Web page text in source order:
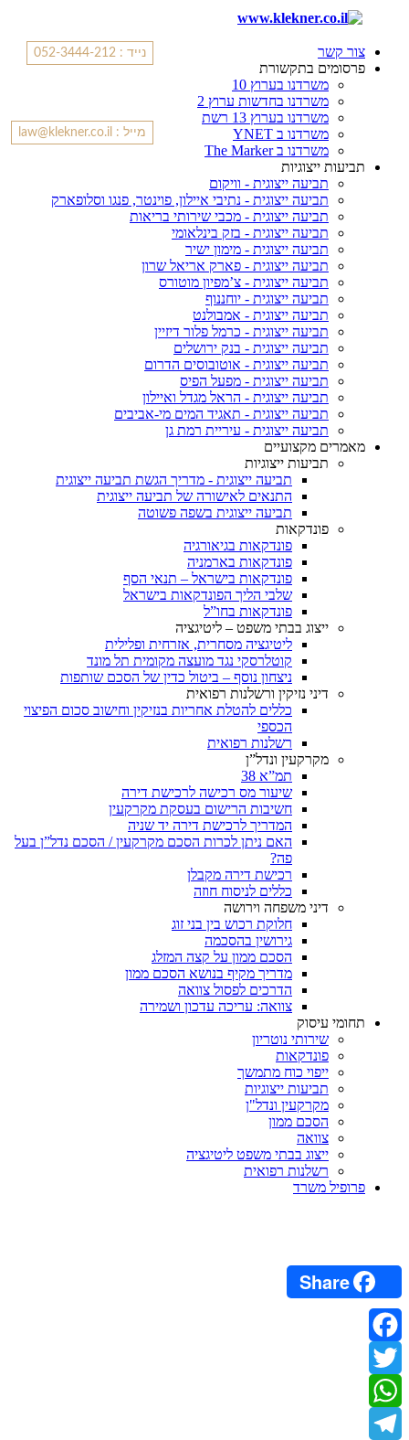
נייד : 052-3444-212
מייל : law@klekner.co.il
צור קשר
פרסומים בתקשורת
משרדנו בערוץ 10
משרדנו בחדשות ערוץ 2
משרדנו בערוץ 13 רשת
משרדנו ב YNET
משרדנו ב The Marker
תביעות ייצוגיות
תביעה ייצוגית - וויקום
תביעה ייצוגית - נתיבי איילון, פוינטר, פנגו וסלופארק
תביעה ייצוגית - מכבי שירותי בריאות
תביעה ייצוגית - בזק בינלאומי
תביעה ייצוגית - מימון ישיר
תביעה ייצוגית - פארק אריאל שרון
תביעה ייצוגית - צ’מפיון מוטורס
תביעה ייצוגית - יוחננוף
תביעה ייצוגית - אמבולנט
תביעה ייצוגית - כרמל פלור דיזיין
תביעה ייצוגית - בנק ירושלים
תביעה ייצוגית - אוטובוסים הדרום
תביעה ייצוגית - מפעל הפיס
תביעה ייצוגית - הראל מגדל ואיילון
תביעה ייצוגית - תאגיד המים מי-אביבים
תביעה ייצוגית - עיריית רמת גן
מאמרים מקצועיים
תביעות ייצוגיות
תביעה ייצוגית - מדריך הגשת תביעה ייצוגית
התנאים לאישורה של תביעה ייצוגית
תביעה ייצוגית בשפה פשוטה
פונדקאות
פונדקאות בגיאורגיה
פונדקאות בארמניה
פונדקאות בישראל – תנאי הסף
שלבי הליך הפונדקאות בישראל
פונדקאות בחו”ל
ייצוג בבתי משפט – ליטיגציה
ליטיגציה מסחרית, אזרחית ופלילית
קוטלרסקי נגד מועצה מקומית תל מונד
ניצחון נוסף – ביטול כדין של הסכם שותפות
דיני נזיקין ורשלנות רפואית
כללים להטלת אחריות בנזיקין וחישוב סכום הפיצוי
הכספי
רשלנות רפואית
מקרקעין ונדל”ן
תמ”א 38
שיעור מס רכישה לרכישת דירה
חשיבות הרישום בעסקת מקרקעין
המדריך לרכישת דירה יד שניה
האם ניתן לכרות הסכם מקרקעין / הסכם נדל”ן בעל
פה?
רכישת דירה מקבלן
כללים לניסוח חוזה
דיני משפחה וירושה
חלוקת רכוש בין בני זוג
גירושין בהסכמה
הסכם ממון על קצה המזלג
מדריך מקיף בנושא הסכם ממון
הדרכים לפסול צוואה
צוואה: עריכה עדכון ושמירה
תחומי עיסוק
שירותי נוטריון
פונדקאות
ייפוי כוח מתמשך
תביעות ייצוגיות
מקרקעין ונדל"ן
הסכם ממון
צוואה
ייצוג בבתי משפט ליטיגציה
רשלנות רפואית
פרופיל משרד
Share
Facebook
Twitter
WhatsApp